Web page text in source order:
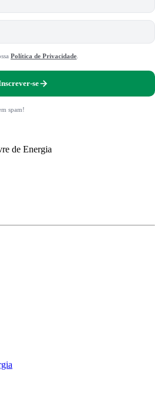
Política de Privacidade
se
spam!
de Energia